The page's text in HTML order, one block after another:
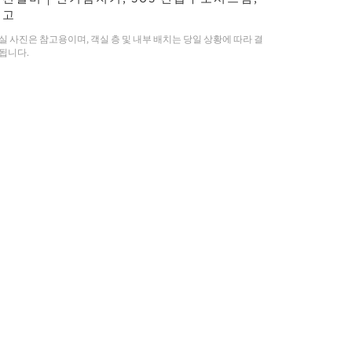
사진은 참고용이며, 객실 층 및 내부 배치는 당일 상황에 따라 결
니다.